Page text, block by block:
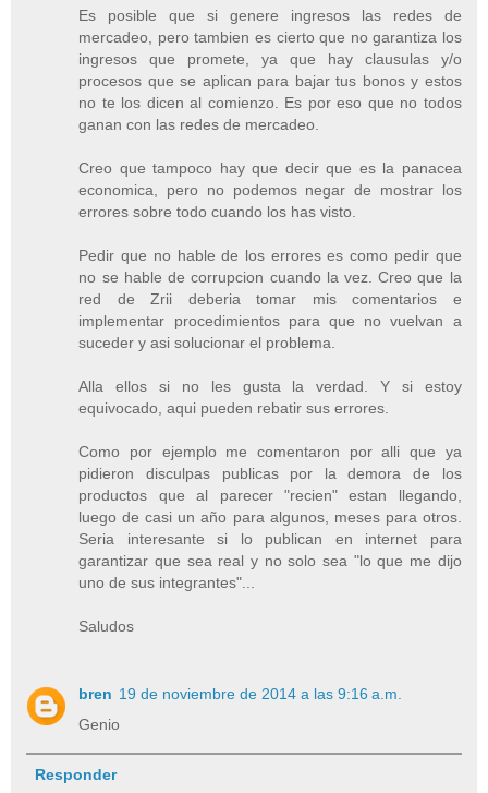
Es posible que si genere ingresos las redes de
mercadeo, pero tambien es cierto que no garantiza los
ingresos que promete, ya que hay clausulas y/o
procesos que se aplican para bajar tus bonos y estos
no te los dicen al comienzo. Es por eso que no todos
ganan con las redes de mercadeo.
Creo que tampoco hay que decir que es la panacea
economica, pero no podemos negar de mostrar los
errores sobre todo cuando los has visto.
Pedir que no hable de los errores es como pedir que
no se hable de corrupcion cuando la vez. Creo que la
red de Zrii deberia tomar mis comentarios e
implementar procedimientos para que no vuelvan a
suceder y asi solucionar el problema.
Alla ellos si no les gusta la verdad. Y si estoy
equivocado, aqui pueden rebatir sus errores.
Como por ejemplo me comentaron por alli que ya
pidieron disculpas publicas por la demora de los
productos que al parecer "recien" estan llegando,
luego de casi un año para algunos, meses para otros.
Seria interesante si lo publican en internet para
garantizar que sea real y no solo sea "lo que me dijo
uno de sus integrantes"...
Saludos
bren 19 de noviembre de 2014 a las 9:16 a.m.
Genio
Responder